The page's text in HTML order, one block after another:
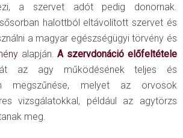
a szervet adót pedig donornak.
halottból eltávolított szervet és
a magyar egészségügyi törvény és
alapján.A szervdonáció előfeltétele
az agy működésének teljes és
megszűnése, melyet az orvosok
vizsgálatokkal, például az agytörzs
meg.